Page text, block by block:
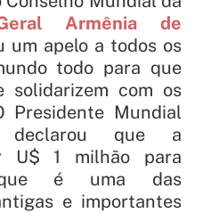
Armênia de
um apelo a todos os
todo para que
solidarizem com os
Presidente Mundial
que a
U$ 1 milhão para
é uma das
e importantes